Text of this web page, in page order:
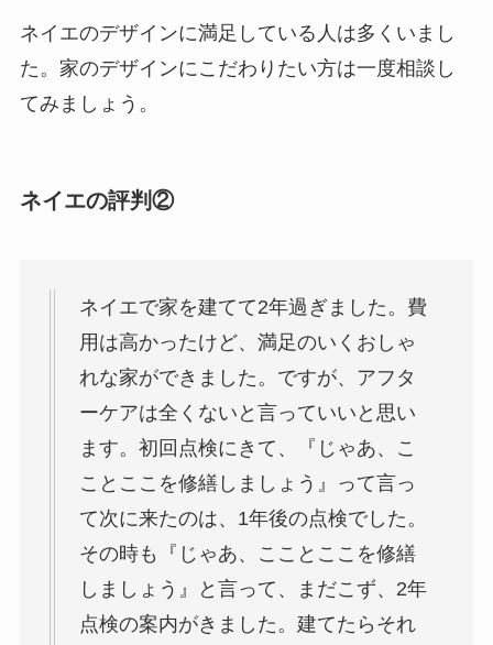
ネイエのデザインに満足している人は多くいまし
た。家のデザインにこだわりたい方は一度相談し
てみましょう。
ネイエの評判②
ネイエで家を建てて2年過ぎました。費
用は高かったけど、満足のいくおしゃ
れな家ができました。ですが、アフタ
ーケアは全くないと言っていいと思い
ます。初回点検にきて、『じゃあ、こ
ことここを修繕しましょう』って言っ
て次に来たのは、1年後の点検でした。
その時も『じゃあ、こことここを修繕
しましょう』と言って、まだこず、2年
点検の案内がきました。建てたらそれ